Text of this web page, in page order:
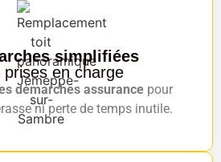
simplifiées
prises en charge
démarches assurance pour
ni perte de temps inutile.